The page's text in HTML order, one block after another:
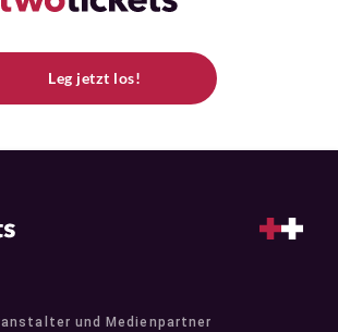
Leg jetzt los!
und Medienpartner